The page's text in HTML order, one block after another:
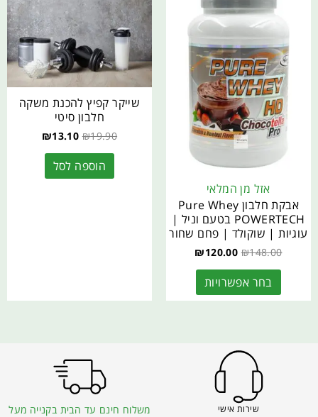
אזל מן המלאי
אבקת חלבון Pure Whey
POWERTECH בטעם וניל |
עוגיות | שוקולד | פחם שחור
₪148.00
₪120.00
בחר אפשרויות
שייקר קפיץ להכנת משקה
חלבון סיטי
₪19.90
₪13.10
הוספה לסל
שירות אישי
משלוח חינם עד הבית בקנייה מעל